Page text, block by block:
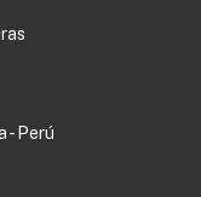
- Perú